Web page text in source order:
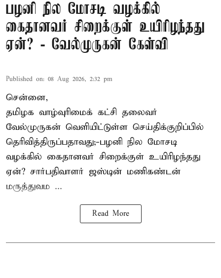
பழனி நில மோசடி வழக்கில்
கைதானவர் சிறைக்குள் உயிரிழந்தது
ஏன்? - வேல்முருகன் கேள்வி
Published on: 08 Aug 2026, 2:32 pm
சென்னை,
தமிழக வாழ்வுரிமைக் கட்சி தலைவர்
வேல்முருகன் வெளியிட்டுள்ள செய்திக்குறிப்பில்
தெரிவித்திருப்பதாவது;-பழனி நில மோசடி
வழக்கில் கைதானவர் சிறைக்குள் உயிரிழந்தது
ஏன்? சார்பதிவாளர் ஜஸ்டின் மணிகண்டன்
மருத்துவம ...
Read More